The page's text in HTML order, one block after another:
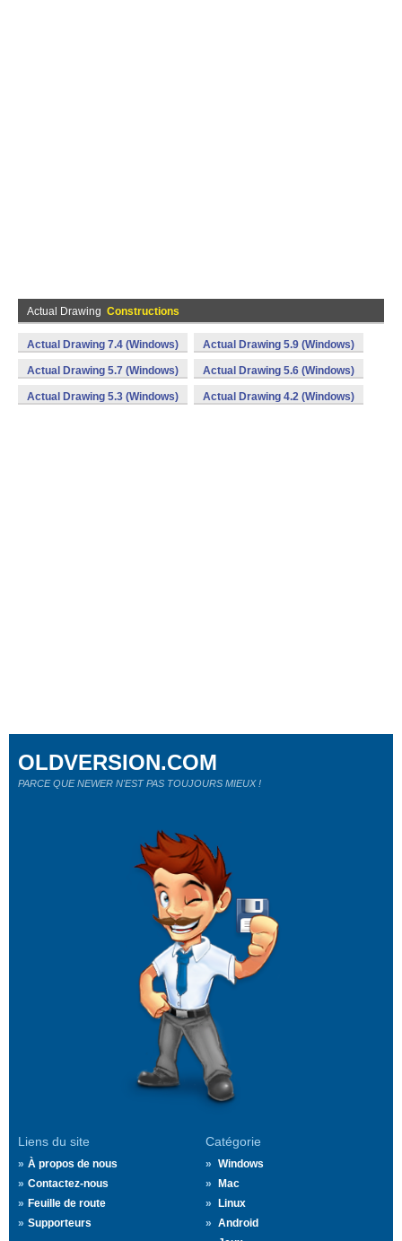
Actual Drawing Constructions
Actual Drawing 7.4 (Windows) Actual Drawing 5.9 (Windows)
Actual Drawing 5.7 (Windows) Actual Drawing 5.6 (Windows)
Actual Drawing 5.3 (Windows) Actual Drawing 4.2 (Windows)
Liens du site
À propos de nous
Contactez-nous
Feuille de route
Supporteurs
Catégorie
Windows
Mac
Linux
Android
OLDVERSION.COM
PARCE QUE NEWER N'EST PAS TOUJOURS MIEUX !